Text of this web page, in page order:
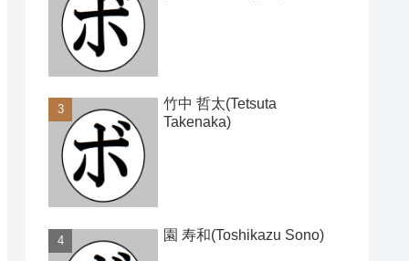
竹中 哲太(Tetsuta
Takenaka)
園 寿和(Toshikazu Sono)